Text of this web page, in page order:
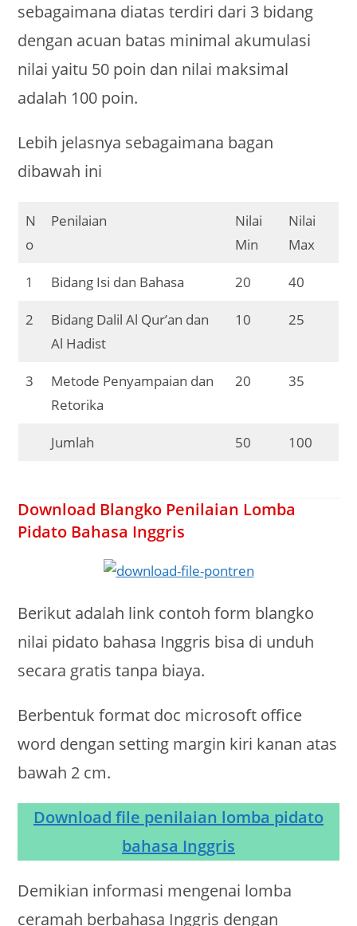
sebagaimana diatas terdiri dari 3 bidang
dengan acuan batas minimal akumulasi
nilai yaitu 50 poin dan nilai maksimal
adalah 100 poin.
Lebih jelasnya sebagaimana bagan
dibawah ini
N
o
Penilaian
Nilai
Min
Nilai
Max
1 Bidang Isi dan Bahasa 20 40
2
Bidang Dalil Al Qur’an dan
Al Hadist
10 25
3
Metode Penyampaian dan
Retorika
20 35
Jumlah 50 100
Download Blangko Penilaian Lomba
Pidato Bahasa Inggris
Berikut adalah link contoh form blangko
nilai pidato bahasa Inggris bisa di unduh
secara gratis tanpa biaya.
Berbentuk format doc microsoft office
word dengan setting margin kiri kanan atas
bawah 2 cm.
Download file penilaian lomba pidato
bahasa Inggris
Demikian informasi mengenai lomba
ceramah berbahasa Inggris dengan